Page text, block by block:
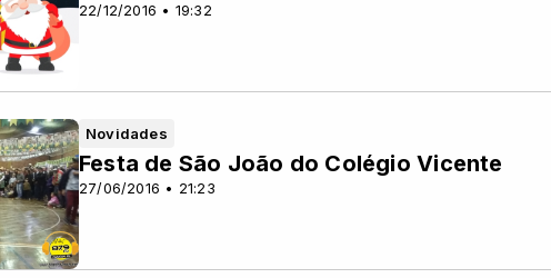
22/12/2016 • 19:32
Novidades
27/06/2016 • 21:23
Festa de São João do Colégio Vicente